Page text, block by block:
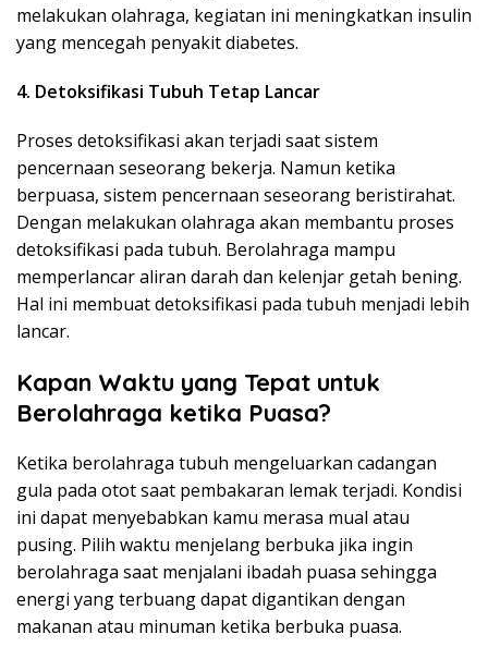
melakukan olahraga, kegiatan ini meningkatkan insulin
yang mencegah penyakit diabetes.
4. Detoksifikasi Tubuh Tetap Lancar
Proses detoksifikasi akan terjadi saat sistem
pencernaan seseorang bekerja. Namun ketika
berpuasa, sistem pencernaan seseorang beristirahat.
Dengan melakukan olahraga akan membantu proses
detoksifikasi pada tubuh. Berolahraga mampu
memperlancar aliran darah dan kelenjar getah bening.
Hal ini membuat detoksifikasi pada tubuh menjadi lebih
lancar.
Kapan Waktu yang Tepat untuk
Berolahraga ketika Puasa?
Ketika berolahraga tubuh mengeluarkan cadangan
gula pada otot saat pembakaran lemak terjadi. Kondisi
ini dapat menyebabkan kamu merasa mual atau
pusing. Pilih waktu menjelang berbuka jika ingin
berolahraga saat menjalani ibadah puasa sehingga
energi yang terbuang dapat digantikan dengan
makanan atau minuman ketika berbuka puasa.